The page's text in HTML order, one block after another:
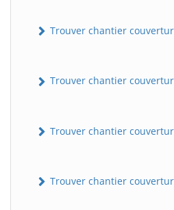
Trouver chantier
Trouver chantier
Trouver chantier
Trouver chantier
Assistant en ligne